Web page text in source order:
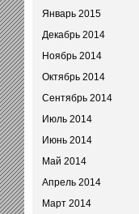
Январь 2015
Декабрь 2014
Ноябрь 2014
Октябрь 2014
Сентябрь 2014
Июль 2014
Июнь 2014
Май 2014
Апрель 2014
Март 2014